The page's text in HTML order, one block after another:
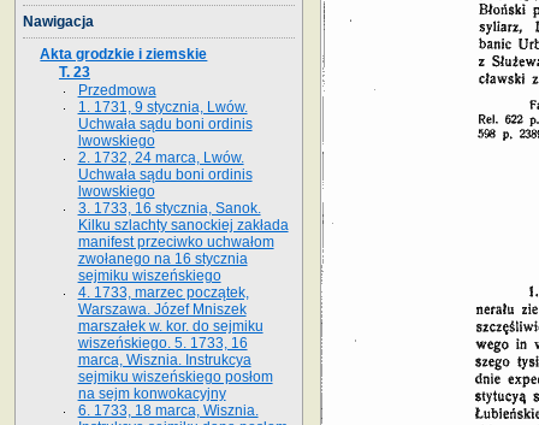
Nawigacja
Akta grodzkie i ziemskie
T. 23
Przedmowa
1. 1731, 9 stycznia, Lwów.
Uchwała sądu boni ordinis
lwowskiego
2. 1732, 24 marca, Lwów.
Uchwała sądu boni ordinis
lwowskiego
3. 1733, 16 stycznia, Sanok.
Kilku szlachty sanockiej zakłada
manifest przeciwko uchwałom
zwołanego na 16 stycz­nia
sejmiku wiszeńskiego
4. 1733, marzec początek,
Warszawa. Józef Mniszek
marszałek w. kor. do sejmiku
wiszeńskiego. 5. 1733, 16
marca, Wisznia. Instrukcya
sejmiku wiszeńskiego posłom
na sejm konwokacyjny
6. 1733, 18 marca, Wisznia.